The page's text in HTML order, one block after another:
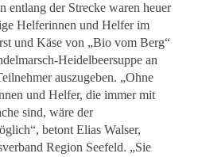
entlang der Strecke waren heuer
Helferinnen und Helfer im
und Käse von „Bio vom Berg“
Heidelbeersuppe an
auszugeben. „Ohne
und Helfer, die immer mit
sind, wäre der
betont Elias Walser,
Region Seefeld. „Sie